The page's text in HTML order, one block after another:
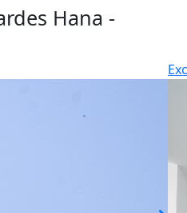
Hana -